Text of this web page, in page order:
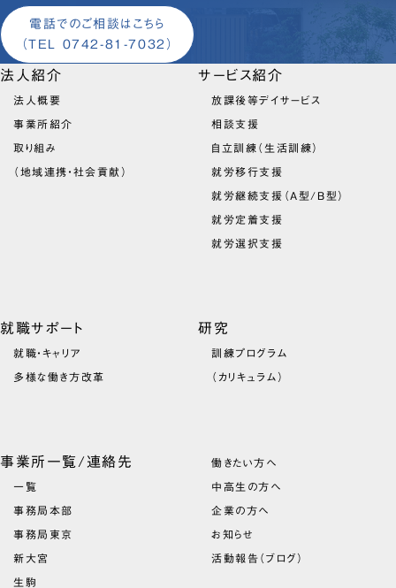
電話でのご相談はこちら
（TEL 0742-81-7032）
法人紹介
法人概要
事業所紹介
取り組み
（地域連携・社会貢献）
サービス紹介
放課後等デイサービス
相談支援
自立訓練（生活訓練）
就労移行支援
就労継続支援（A型/B型）
就労定着支援
就労選択支援
就職サポート
就職・キャリア
多様な働き方改革
研究
訓練プログラム
（カリキュラム）
事業所一覧/連絡先
一覧
事務局本部
事務局東京
新大宮
生駒
働きたい方へ
中高生の方へ
企業の方へ
お知らせ
活動報告（ブログ）